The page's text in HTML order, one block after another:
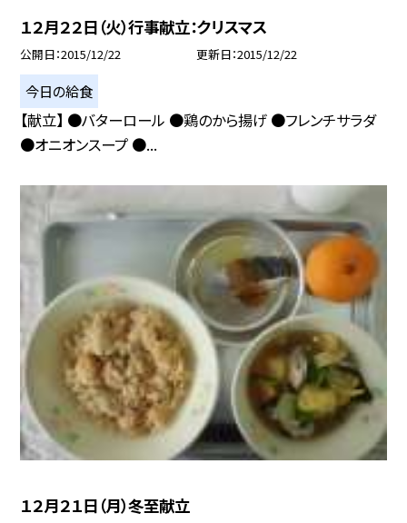
１２月２２日（火）行事献立：クリスマス
公開日 2015/12/22 更新日 2015/12/22
今日の給食
【献立】 ●バターロール ●鶏のから揚げ ●フレンチサラダ
●オニオンスープ ●...
１２月２１日（月）冬至献立